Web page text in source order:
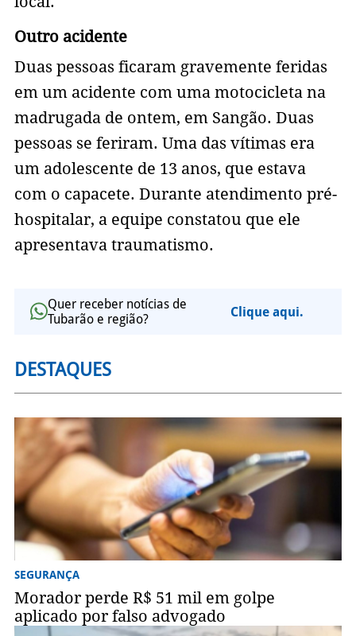
Outro acidente
Duas pessoas ficaram gravemente feridas
em um acidente com uma motocicleta na
madrugada de ontem, em Sangão. Duas
pessoas se feriram. Uma das vítimas era
um adolescente de 13 anos, que estava
com o capacete. Durante atendimento pré-
hospitalar, a equipe constatou que ele
apresentava traumatismo.
Quer receber notícias de
Tubarão e região?
Clique aqui.
DESTAQUES
SEGURANÇA
Morador perde R$ 51 mil em golpe
aplicado por falso advogado